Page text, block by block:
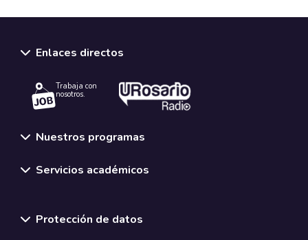
Enlaces directos
Trabaja con
nosotros.
Nuestros programas
Servicios académicos
Protección de datos